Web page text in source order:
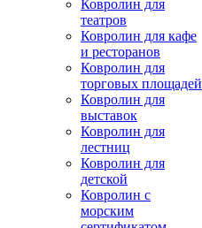
Ковролин для
театров
Ковролин для кафе
и ресторанов
Ковролин для
торговых площадей
Ковролин для
выставок
Ковролин для
лестниц
Ковролин для
детской
Ковролин с
морским